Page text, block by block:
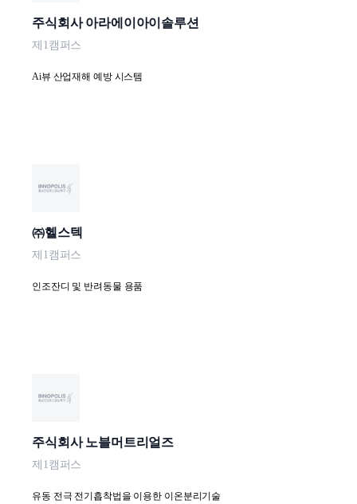
주식회사 아라에이아이솔루션
제1캠퍼스
Ai뷰 산업재해 예방 시스템
㈜헬스텍
제1캠퍼스
인조잔디 및 반려동물 용품
주식회사 노블머트리얼즈
제1캠퍼스
유동 전극 전기흡착법을 이용한 이온분리기술